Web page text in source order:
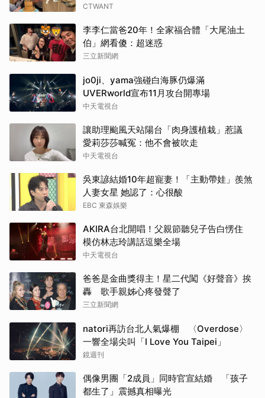
CTWANT
李李仁當爸20年！全家福合體「大尾油土
伯」網看傻：超迷惑
三立新聞網
jo0ji、yama強碰白海豚仍爆滿
UVERworld宣布11月攻台開專場
中天電視台
讓助理颱風天站陽台「肉身護植栽」惹議
愛莉莎莎喊冤：他不會被吹走
中天電視台
吳東諺結婚10年超寵妻！「主動帶娃」羨煞
人妻女星 她認了：心很酸
EBC 東森娛樂
AKIRA台北開唱！父親節聽兒子告白愣住
模仿林志玲講話逗樂全場
中天電視台
爸爸是金曲獎得主！星二代闖《好聲音》挨
轟 歌手親姊心疼發聲了
三立新聞網
natori再訪台北人氣爆棚 〈Overdose〉
一響全場尖叫「I Love You Taipei」
鏡週刊
偶像男團「2成員」同時官宣結婚 「孩子
都生了」震撼真相曝光